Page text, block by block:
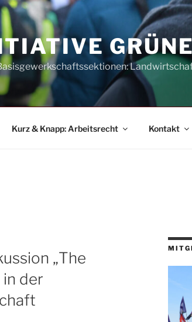
Kurz & Knapp: Arbeitsrecht Kontakt
„The
in der